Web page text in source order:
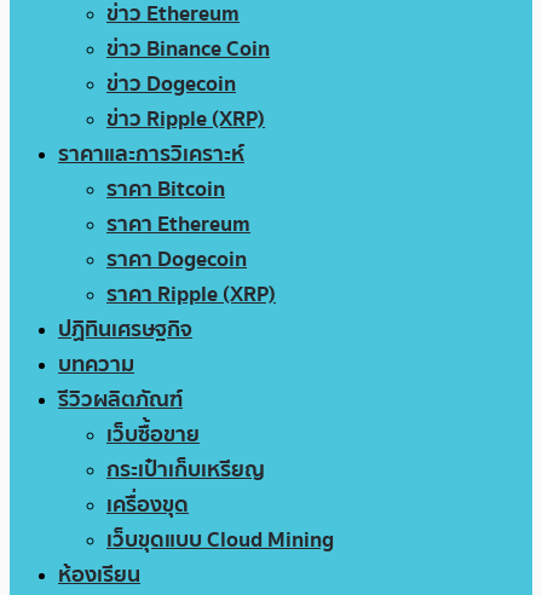
ข่าว Ethereum
ข่าว Binance Coin
ข่าว Dogecoin
ข่าว Ripple (XRP)
ราคาและการวิเคราะห์
ราคา Bitcoin
ราคา Ethereum
ราคา Dogecoin
ราคา Ripple (XRP)
ปฏิทินเศรษฐกิจ
บทความ
รีวิวผลิตภัณฑ์
เว็บซื้อขาย
กระเป๋าเก็บเหรียญ
เครื่องขุด
เว็บขุดแบบ Cloud Mining
ห้องเรียน